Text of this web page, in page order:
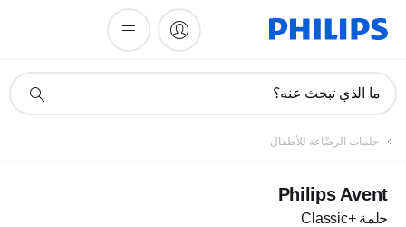
دعم
ما الذي تبحث عنه؟
تسجيل
حلمات الرضّاعة للأطفال
Philips Avent
حلمة Classic+‎